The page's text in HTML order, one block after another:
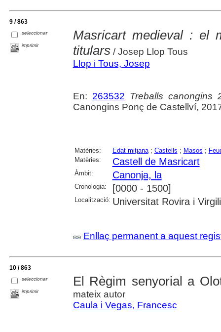
9 / 863
seleccionar
imprimir
Masricart medieval : el
titulars/ Josep Llop Tous
Llop i Tous, Josep
En: 263532 Treballs canongins
Canongins Ponç de Castellví,
Matèries: Edat mitjana; Castells ; Masos ;
Matèries:
Castell de Masricart
Àmbit: Canonja, la
Cronologia: [0000 - 1500]
Localització: Universitat Rovira i
Enllaç permanent a aquest
10 / 863
seleccionar
imprimir
El Règim senyorial a
mateix autor
Caula i Vegas, Francesc